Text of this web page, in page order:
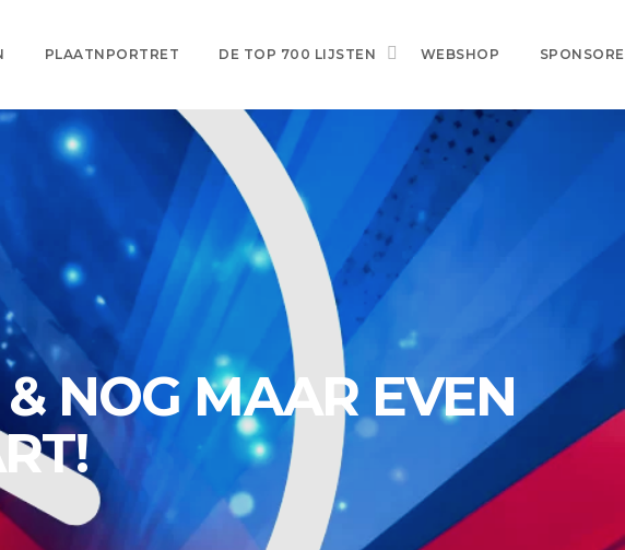
PLAATNPORTRET DE TOP 700 LIJSTEN WEBSHOP
NOG MAAR EVEN